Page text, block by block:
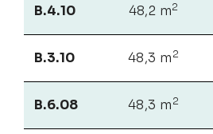
B.4.10 48,2 m2
B.3.10 48,3 m 2
B.6.08 48,3 m 2